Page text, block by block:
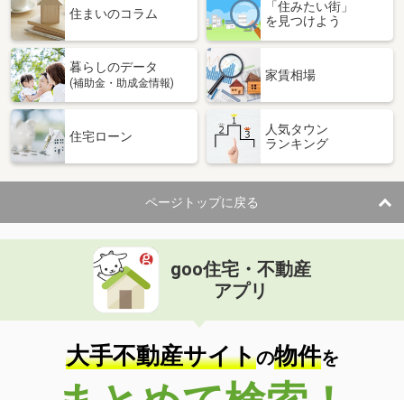
住まいのコラム
「住みたい街」
を見つけよう
暮らしのデータ
(補助金・助成金情報)
家賃相場
住宅ローン
人気タウン
ランキング
ページトップに戻る
goo住宅・不動産
アプリ
大手不動産サイトの物件を